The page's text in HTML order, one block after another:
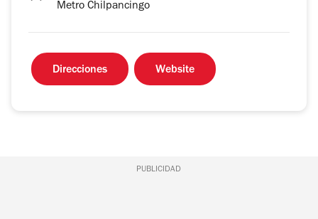
Metro Chilpancingo
Direcciones Website
PUBLICIDAD